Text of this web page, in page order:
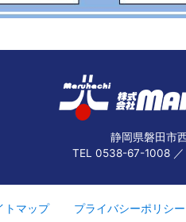
静岡県磐田市
TEL 0538-67-1008
トマップ プライバシーポリシー